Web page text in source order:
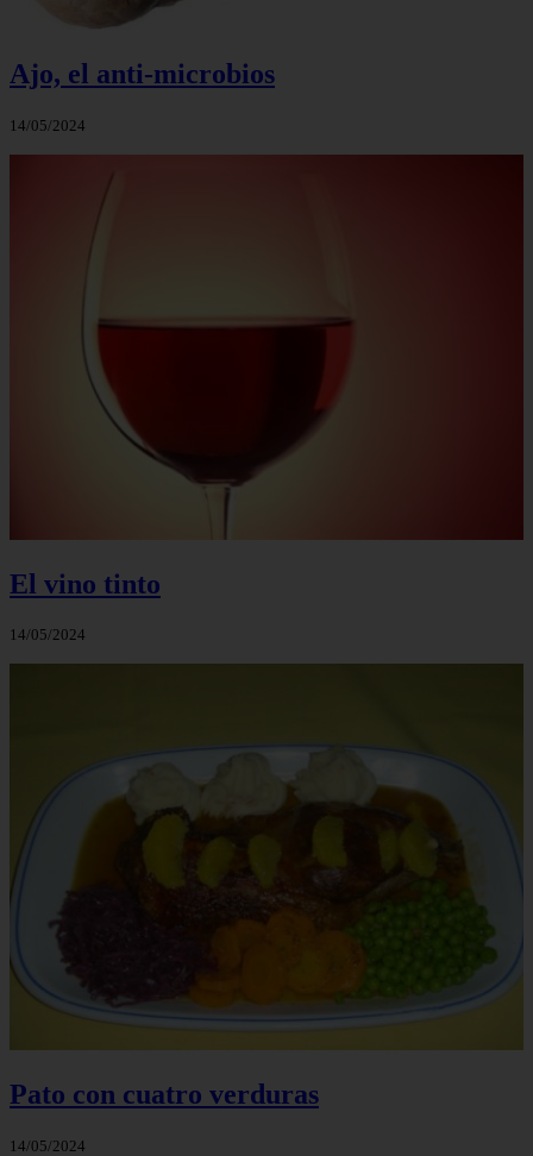
Ajo, el anti-microbios
14/05/2024
El vino tinto
14/05/2024
Pato con cuatro verduras
14/05/2024